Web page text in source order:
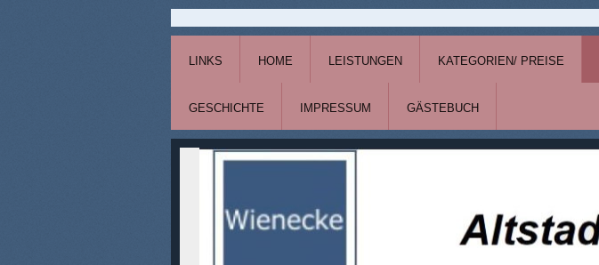
LINKS HOME LEISTUNGEN KATEGORIEN/ PREISE
GESCHICHTE IMPRESSUM GÄSTEBUCH